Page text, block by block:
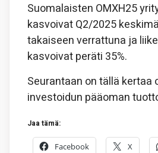
Suomalaisten OMXH25
kasvoivat Q2/2025
takaiseen verrattuna ja
kasvoivat peräti 35%.
Seurantaan on tällä kertaa
investoidun pääoman
Jaa tämä:
Facebook X